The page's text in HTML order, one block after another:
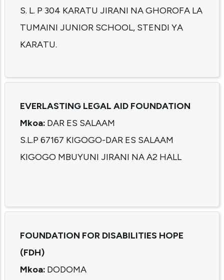
S. L. P 304 KARATU JIRANI NA GHOROFA LA
TUMAINI JUNIOR SCHOOL, STENDI YA
KARATU.
EVERLASTING LEGAL AID FOUNDATION
Mkoa: DAR ES SALAAM
S.L.P 67167 KIGOGO-DAR ES SALAAM
KIGOGO MBUYUNI JIRANI NA A2 HALL
FOUNDATION FOR DISABILITIES HOPE
(FDH)
Mkoa: DODOMA